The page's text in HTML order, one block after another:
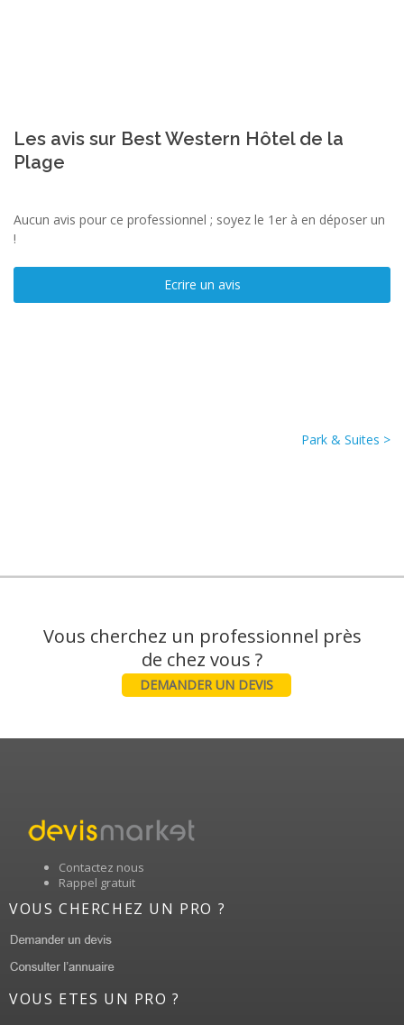
Les avis sur Best Western Hôtel de la
Plage
Aucun avis pour ce professionnel ; soyez le 1er à en déposer un
!
Ecrire un avis
Park & Suites >
Vous cherchez un professionnel près
DEMANDER UN DEVIS
Contactez nous
Rappel gratuit
VOUS CHERCHEZ UN PRO ?
VOUS ETES UN PRO ?